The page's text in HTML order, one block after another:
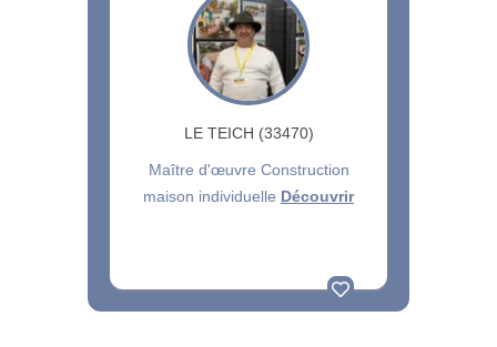
LE TEICH (33470)
Maître d'œuvre Construction
maison individuelle Découvrir